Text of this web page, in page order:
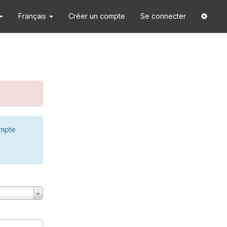
Français Créer un compte Se connecter